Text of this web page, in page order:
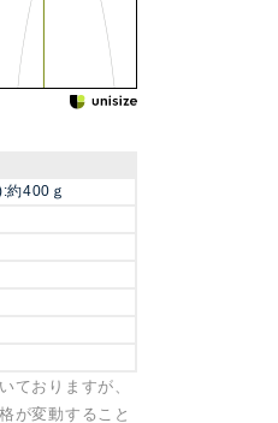
400ｇ
ておりますが、
が変動すること